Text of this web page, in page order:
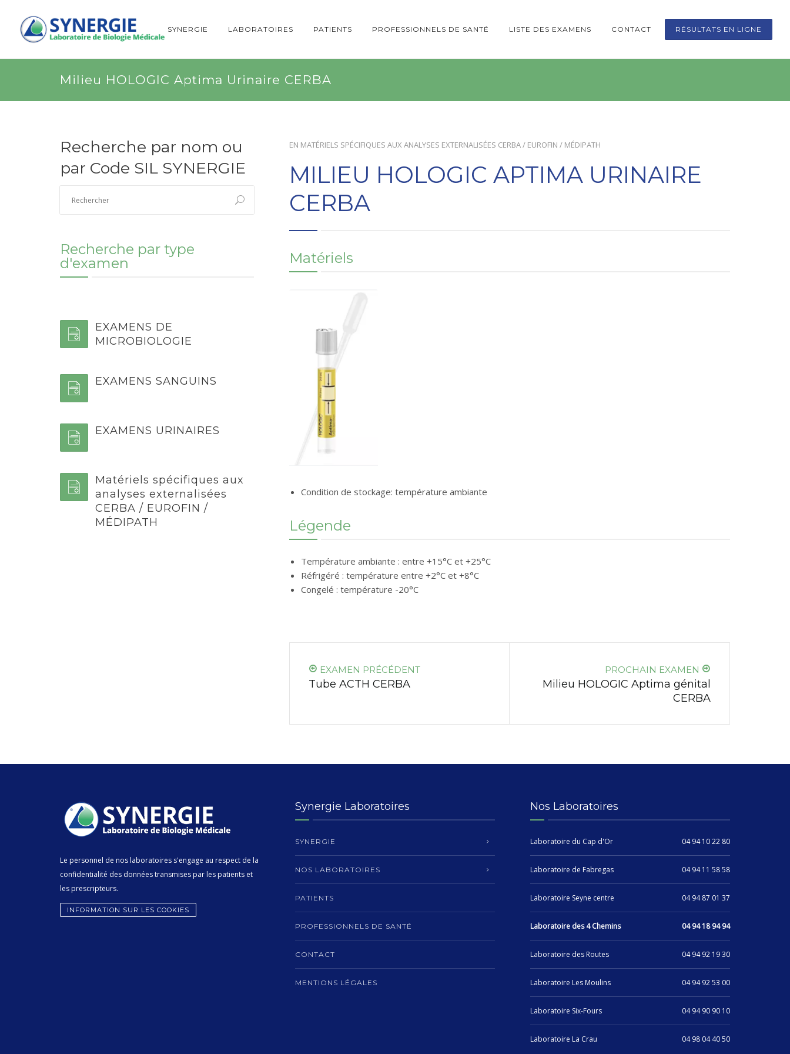
SYNERGIE LABORATOIRES PATIENTS PROFESSIONNELS DE SANTÉ LISTE DES EXAMENS CONTACT RÉSULTATS EN LIGNE
Milieu HOLOGIC Aptima Urinaire CERBA
EN MATÉRIELS SPÉCIFIQUES AUX ANALYSES EXTERNALISÉES CERBA / EUROFIN / MÉDIPATH
MILIEU HOLOGIC APTIMA URINAIRE
CERBA
Matériels
Condition de stockage: température ambiante
Légende
Température ambiante : entre +15°C et +25°C
Réfrigéré : température entre +2°C et +8°C
Congelé : température -20°C
EXAMEN PRÉCÉDENT
Tube ACTH CERBA
PROCHAIN EXAMEN
Milieu HOLOGIC Aptima génital
CERBA
Recherche par nom ou
par Code SIL SYNERGIE
Recherche par type
d'examen
EXAMENS DE
MICROBIOLOGIE
EXAMENS SANGUINS
EXAMENS URINAIRES
Matériels spécifiques aux
analyses externalisées
CERBA / EUROFIN /
MÉDIPATH
Le personnel de nos laboratoires s'engage au respect de la
confidentialité des données transmises par les patients et
les prescripteurs.
INFORMATION SUR LES COOKIES
Synergie Laboratoires
SYNERGIE
NOS LABORATOIRES
PATIENTS
PROFESSIONNELS DE SANTÉ
CONTACT
MENTIONS LÉGALES
Nos Laboratoires
Laboratoire du Cap d'Or 04 94 10 22 80
Laboratoire de Fabregas 04 94 11 58 58
Laboratoire Seyne centre 04 94 87 01 37
Laboratoire des 4 Chemins 04 94 18 94 94
Laboratoire des Routes 04 94 92 19 30
Laboratoire Les Moulins 04 94 92 53 00
Laboratoire Six-Fours 04 94 90 90 10
Laboratoire La Crau 04 98 04 40 50